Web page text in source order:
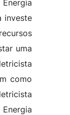
investe
uma
como